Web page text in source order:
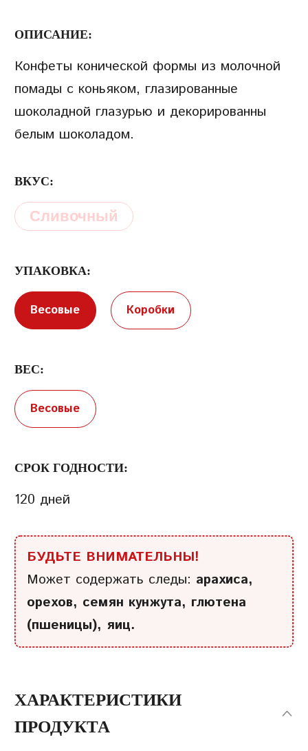
ОПИСАНИЕ:
Конфеты конической формы из молочной
помады с коньяком, глазированные
шоколадной глазурью и декорированны
белым шоколадом.
ВКУС:
Сливочный
УПАКОВКА:
Весовые Коробки
ВЕС:
Весовые
СРОК ГОДНОСТИ:
120 дней
БУДЬТЕ ВНИМАТЕЛЬНЫ!
Может содержать следы: арахиса,
орехов, семян кунжута, глютена
(пшеницы), яиц.
ХАРАКТЕРИСТИКИ
ПРОДУКТА
СОЗДАТЬ УЧЕТНУЮ
ЗАПИСЬ